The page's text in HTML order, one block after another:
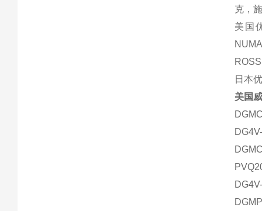
克，
美国
日本
美国